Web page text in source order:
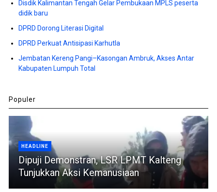
Disdik Kalimantan Tengah Gelar Pembukaan MPLS peserta
didik baru
DPRD Dorong Literasi Digital
DPRD Perkuat Antisipasi Karhutla
Jembatan Kereng Pangi–Kasongan Ambruk, Akses Antar
Kabupaten Lumpuh Total
Populer
HEADLINE
Dipuji Demonstran, LSR LPMT Kalteng
Tunjukkan Aksi Kemanusiaan